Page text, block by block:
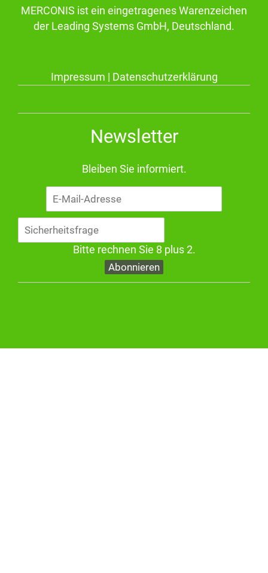
MERCONIS ist ein eingetragenes Warenzeichen
der Leading Systems GmbH, Deutschland.
Impressum Datenschutzerklärung
Newsletter
Bleiben Sie informiert.
E-
Mail-
Adresse
Bitte rechnen Sie 8 plus 2.